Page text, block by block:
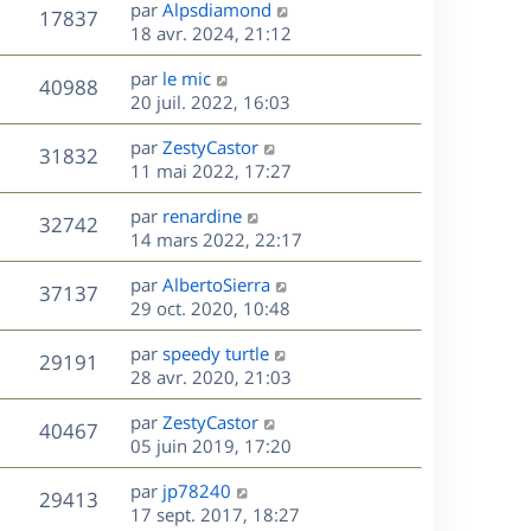
s
n
i
e
r
m
e
s
s
a
g
e
17837V
u
e
s
D
e
r
n
i
e
r
m
e
s
s
a
g
e
par Alpsdiamond
18 avr. 2024, 21:12
40988V
u
e
s
D
e
r
n
i
e
r
m
e
s
s
a
g
e
par le mic
20 juil. 2022, 16:03
31832V
u
e
s
D
e
r
n
i
e
r
m
e
s
s
a
g
e
par ZestyCastor
11 mai 2022, 17:27
32742V
u
D
e
r
n
i
e
r
m
e
s
s
a
g
e
par renardine
14 mars 2022, 22:17
37137V
u
s
D
e
r
n
i
e
r
m
e
s
s
par AlbertoSierra
29 oct. 2020, 10:48
29191
u
s
D
e
r
n
i
e
r
m
par speedy turtle
28 avr. 2020, 21:03
40467V
u
e
D
e
r
n
i
par ZestyCastor
05 juin 2019, 17:20
29413V
D
e
par jp78240
17 sept. 2017, 18:27